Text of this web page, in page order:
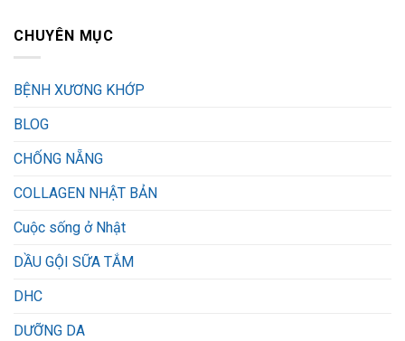
CHUYÊN MỤC
BỆNH XƯƠNG KHỚP
BLOG
CHỐNG NẴNG
COLLAGEN NHẬT BẢN
Cuộc sống ở Nhật
DẦU GỘI SỮA TẮM
DHC
DƯỠNG DA